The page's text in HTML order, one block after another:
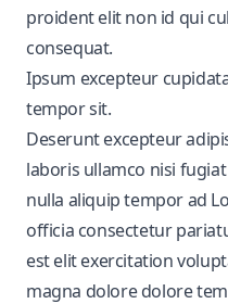
proident elit non id qui
consequat.
Ipsum excepteur
tempor sit.
Deserunt excepteur
laboris ullamco nisi
nulla aliquip tempor ad
officia consectetur
est elit exercitation
magna dolore dolore